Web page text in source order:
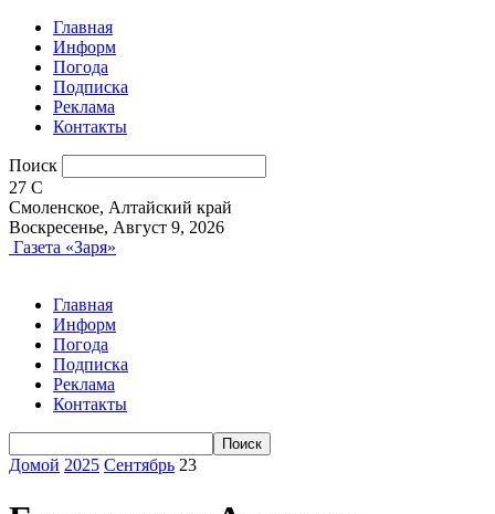
Главная
Информ
Погода
Подписка
Реклама
Контакты
Поиск
27 C
Смоленское, Алтайский край
Воскресенье, Август 9, 2026
Газета «Заря»
Главная
Информ
Погода
Подписка
Реклама
Контакты
Домой 2025 Сентябрь 23